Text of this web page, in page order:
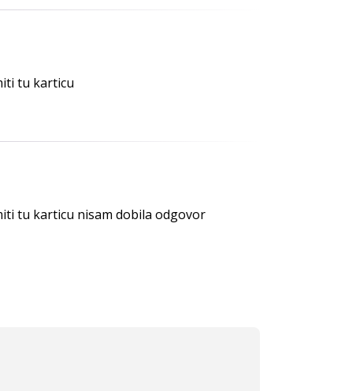
tu karticu
tu karticu nisam dobila odgovor